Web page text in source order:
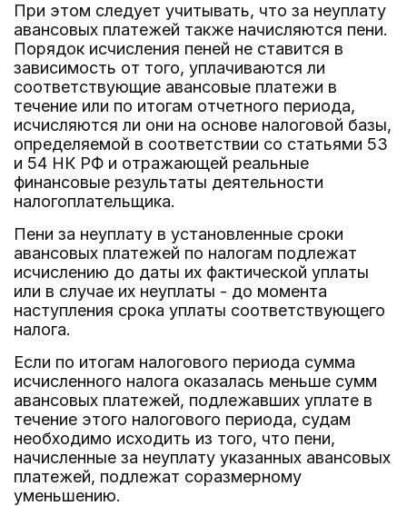
При этом следует учитывать, что за неуплату
авансовых платежей также начисляются пени.
Порядок исчисления пеней не ставится в
зависимость от того, уплачиваются ли
соответствующие авансовые платежи в
течение или по итогам отчетного периода,
исчисляются ли они на основе налоговой базы,
определяемой в соответствии со статьями 53
и 54 НК РФ и отражающей реальные
финансовые результаты деятельности
налогоплательщика.
Пени за неуплату в установленные сроки
авансовых платежей по налогам подлежат
исчислению до даты их фактической уплаты
или в случае их неуплаты - до момента
наступления срока уплаты соответствующего
налога.
Если по итогам налогового периода сумма
исчисленного налога оказалась меньше сумм
авансовых платежей, подлежавших уплате в
течение этого налогового периода, судам
необходимо исходить из того, что пени,
начисленные за неуплату указанных авансовых
платежей, подлежат соразмерному
уменьшению.